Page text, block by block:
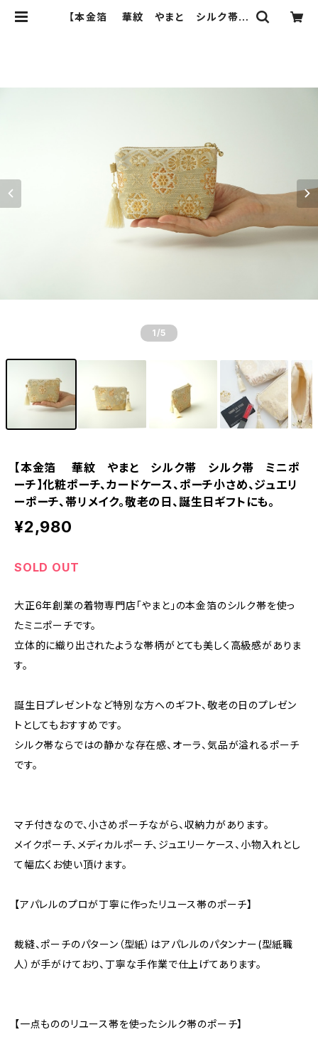
【本金箔 華紋 やまと シルク帯
ためのシルク帯のクラッチバック、ハ
1 /5
【本金箔 華紋 やまと シルク帯 シルク帯 ミニポ
ーチ】化粧ポーチ、カードケース、ポーチ小さめ、ジュエリ
ーポーチ、帯リメイク。敬老の日、誕生日ギフトにも。
¥2,980
SOLD OUT
大正6年創業の着物専門店「やまと」の本金箔のシルク帯を使っ
たミニポーチです。
立体的に織り出されたような帯柄がとても美しく高級感がありま
す。
誕生日プレゼントなど特別な方へのギフト、敬老の日のプレゼン
トとしてもおすすめです。
シルク帯ならではの静かな存在感、オーラ、気品が溢れるポーチ
です。
マチ付きなので、小さめポーチながら、収納力があります。
メイクポーチ、メディカルポーチ、ジュエリーケース、小物入れとし
て幅広くお使い頂けます。
【アパレルのプロが丁寧に作ったリユース帯のポーチ】
裁縫、ポーチのパターン（型紙）はアパレルのパタンナー(型紙職
人）が手がけており、丁寧な手作業で仕上げてあります。
【一点もののリユース帯を使ったシルク帯のポーチ】